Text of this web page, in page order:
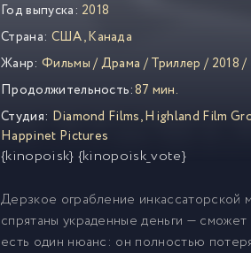
Год выпуска: 2018
Страна: США,Канада
Жанр: Фильмы/Драма /Триллер / 2018/
Продолжительность:87 мин.
Студия: Diamond Films,Highland Film
Happinet Pictures
{kinopoisk} {kinopoisk_vote}
Дерзкое ограбление инкассаторской
спрятаны украденные деньги —
есть один нюанс: он полностью